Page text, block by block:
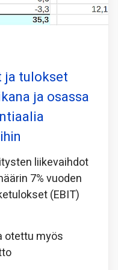
ja tulokset
ja osassa
liikevaihdot
7% vuoden
(EBIT)
otettu myös